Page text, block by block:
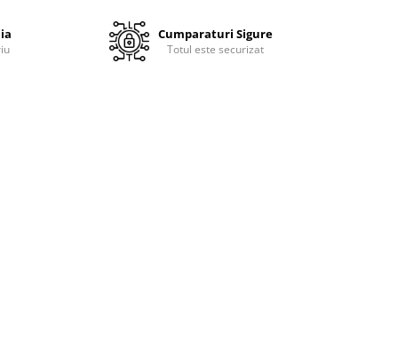
Cumparaturi Sigure
Totul este securizat